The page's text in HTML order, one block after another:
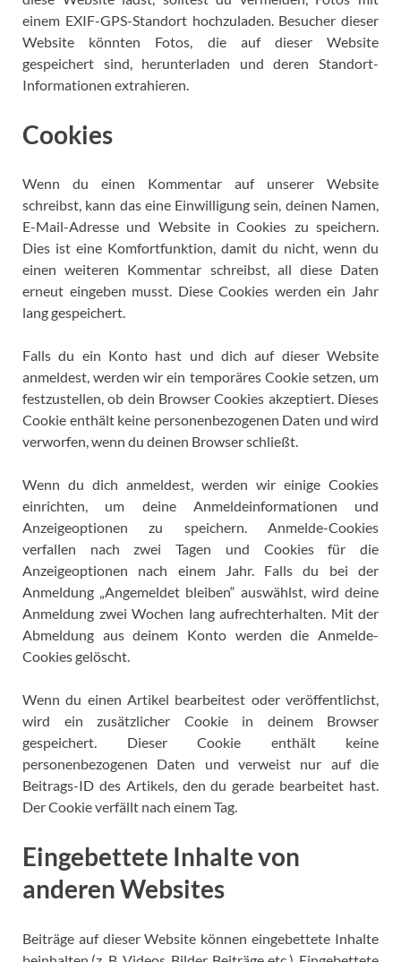
einem EXIF-GPS-Standort hochzuladen. Besucher dieser
Website könnten Fotos, die auf dieser Website
gespeichert sind, herunterladen und deren Standort-
Informationen extrahieren.
Cookies
Wenn du einen Kommentar auf unserer Website
schreibst, kann das eine Einwilligung sein, deinen Namen,
E-Mail-Adresse und Website in Cookies zu speichern.
Dies ist eine Komfortfunktion, damit du nicht, wenn du
einen weiteren Kommentar schreibst, all diese Daten
erneut eingeben musst. Diese Cookies werden ein Jahr
lang gespeichert.
Falls du ein Konto hast und dich auf dieser Website
anmeldest, werden wir ein temporäres Cookie setzen, um
festzustellen, ob dein Browser Cookies akzeptiert. Dieses
Cookie enthält keine personenbezogenen Daten und wird
verworfen, wenn du deinen Browser schließt.
Wenn du dich anmeldest, werden wir einige Cookies
einrichten, um deine Anmeldeinformationen und
Anzeigeoptionen zu speichern. Anmelde-Cookies
verfallen nach zwei Tagen und Cookies für die
Anzeigeoptionen nach einem Jahr. Falls du bei der
Anmeldung „Angemeldet bleiben“ auswählst, wird deine
Anmeldung zwei Wochen lang aufrechterhalten. Mit der
Abmeldung aus deinem Konto werden die Anmelde-
Cookies gelöscht.
Wenn du einen Artikel bearbeitest oder veröffentlichst,
wird ein zusätzlicher Cookie in deinem Browser
gespeichert. Dieser Cookie enthält keine
personenbezogenen Daten und verweist nur auf die
Beitrags-ID des Artikels, den du gerade bearbeitet hast.
Der Cookie verfällt nach einem Tag.
Eingebettete Inhalte von
anderen Websites
Beiträge auf dieser Website können eingebettete Inhalte